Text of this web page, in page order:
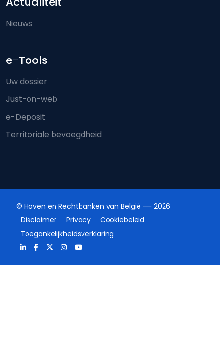
Nieuws
e-Tools
Uw dossier
Just-on-web
e-Deposit
Territoriale bevoegdheid
© Hoven en Rechtbanken van België
2026
Disclaimer
Privacy
Cookiebeleid
Toegankelijkheidsverklaring